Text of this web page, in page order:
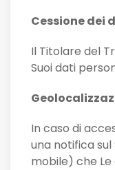
Cessione dei
Il Titolare del
Suoi dati
In caso di
una notifica
mobile) che